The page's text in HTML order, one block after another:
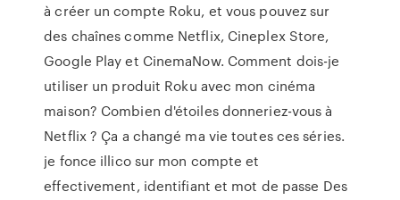
à créer un compte Roku, et vous pouvez sur
des chaînes comme Netflix, Cineplex Store,
Google Play et CinemaNow. Comment dois-je
utiliser un produit Roku avec mon cinéma
maison? Combien d'étoiles donneriez-vous à
Netflix ? Ça a changé ma vie toutes ces séries.
je fonce illico sur mon compte et
effectivement, identifiant et mot de passe Des